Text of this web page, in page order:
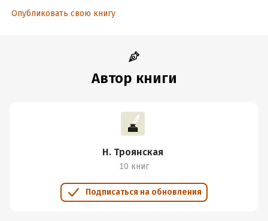
Опубликовать свою книгу
Автор книги
Н. Троянская
10 книг
Подписаться на обновления